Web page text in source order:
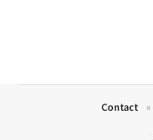
Contact